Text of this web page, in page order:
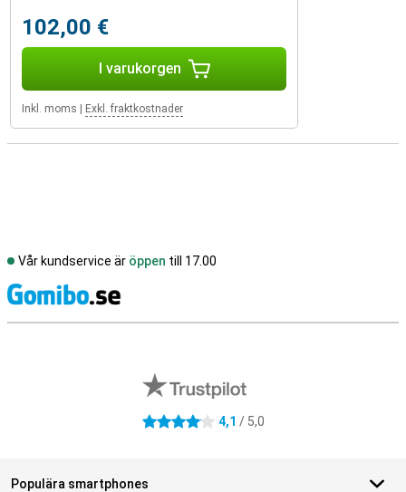
102,00 €
I varukorgen
Inkl. moms Exkl. fraktkostnader
Vår kundservice är öppen till 17.00
4.1 stjärnor 4,1 / 5,0
Populära smartphones